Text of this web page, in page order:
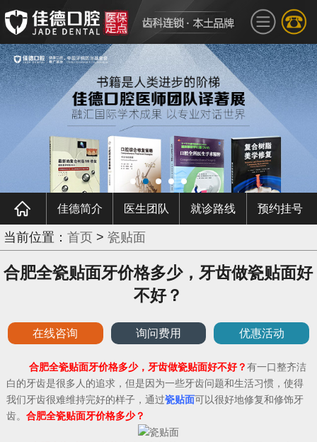
佳德简介 医生团队 就诊路线 预约挂号
当前位置： 首页 > 瓷贴面
合肥全瓷贴面牙价格多少，牙齿做瓷贴面好
不好？
在线咨询 询问费用 优惠活动
合肥全瓷贴面牙价格多少，牙齿做瓷贴面好不好？有一口整齐洁
白的牙齿是很多人的追求，但是因为一些牙齿问题和生活习惯，使得
我们牙齿很难维持完好的样子，通过瓷贴面可以很好地修复和修饰牙
齿。 合肥全瓷贴面牙价格多少？